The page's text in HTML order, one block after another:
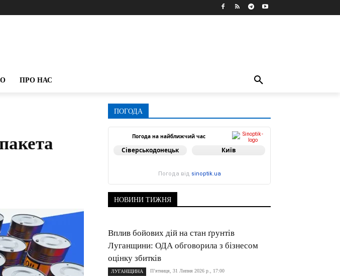
ПРО НАС
ПОГОДА
Погода на найближчий час
Сіверськодонецьк Київ
Погода від sinoptik.ua
НОВИНИ ТИЖНЯ
Вплив бойових дій на стан ґрунтів
Луганщини: ОДА обговорила з бізнесом
оцінку збитків
ЛУГАНЩИНА П’ятниця, 31 Липня 2026 р., 17:00